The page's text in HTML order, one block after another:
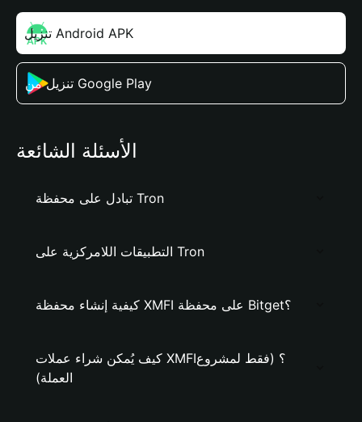
تنزيل Android APK
تنزيل من Google Play
الأسئلة الشائعة
تبادل على محفظة Tron
التطبيقات اللامركزية على Tron
كيفية إنشاء محفظة XMFI على محفظة Bitget؟
كيف يُمكن شراء عملات XMFI؟ (فقط لمشروع
العملة)